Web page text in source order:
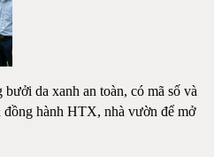
da xanh an toàn, có mã số và
hành HTX, nhà vườn để mở